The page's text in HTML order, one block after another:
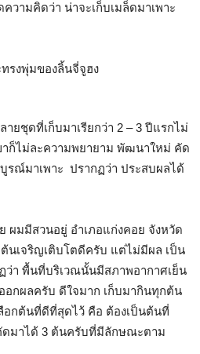
วามคิดว่า น่าจะเก็บเมล็ดมาเพาะ
ยชุดที่เก็บมาเรียกว่า 2 – 3 ปีแรกไม่
ก็ไม่ละความพยายาม พัฒนาใหม่ คัด
รณ์มาเพาะ ปรากฏว่า ประสบผลได้
ผมมีสวนอยู่ อำเภอแก่งคอย จังหวัด
นเจริญเติบโตดีครับ แต่ไม่มีผล เป็น
ว่า พื้นที่บริเวณนั้นมีสภาพอากาศเย็น
กผลครับ ดีใจมาก เก็บมากินทุกต้น
กต้นที่ดีที่สุดไว้ คือ ต้องเป็นต้นที่
ดมาได้ 3 ต้นครับที่มีลักษณะตาม